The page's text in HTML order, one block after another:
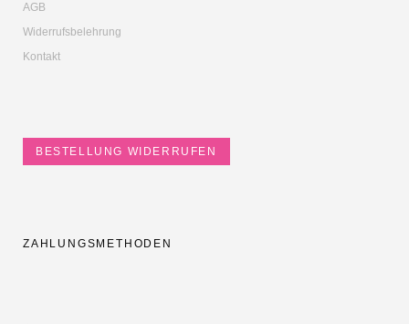
AGB
Widerrufsbelehrung
Kontakt
BESTELLUNG WIDERRUFEN
ZAHLUNGSMETHODEN